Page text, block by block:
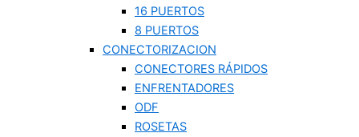
16 PUERTOS
8 PUERTOS
CONECTORIZACION
CONECTORES RÁPIDOS
ENFRENTADORES
ODF
ROSETAS